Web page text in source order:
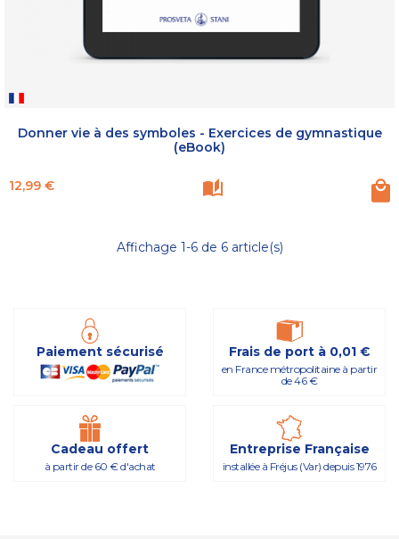
Donner vie à des symboles - Exercices de gymnastique
(eBook)
Prix
12,99 €
Affichage 1-6 de 6 article(s)
Paiement sécurisé Frais de port à 0,01 €
en France métropolitaine à partir
de 46 €
Cadeau offert
à partir de 60 € d'achat
Entreprise Française
installée à Fréjus (Var) depuis 1976